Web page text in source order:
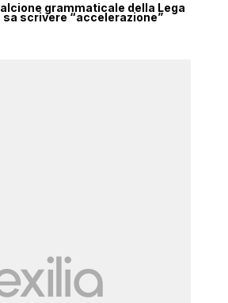
grammaticale della Lega
sa scrivere “accelerazione”